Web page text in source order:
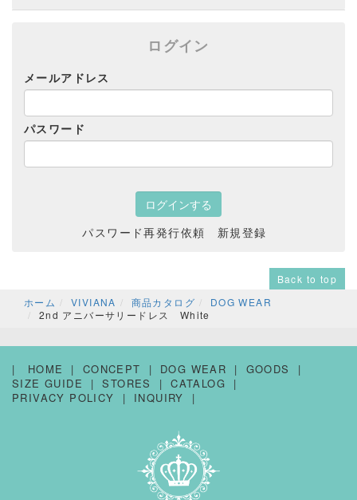
ログイン
メールアドレス
パスワード
パスワード再発行依頼 新規登録
Back to top
ホーム
VIVIANA 商品カタログ
DOG WEAR
2nd アニバーサリードレス White
HOME CONCEPT DOG WEAR
GOODS
SIZE GUIDE
STORES
CATALOG
PRIVACY POLICY
INQUIRY